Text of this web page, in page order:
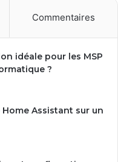
Commentaires
idéale pour les MSP
?
Assistant sur un